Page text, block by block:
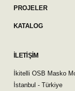
PROJELER
KATALOG
İLETİŞİM
İkitelli OSB Masko
İstanbul - Türkiye